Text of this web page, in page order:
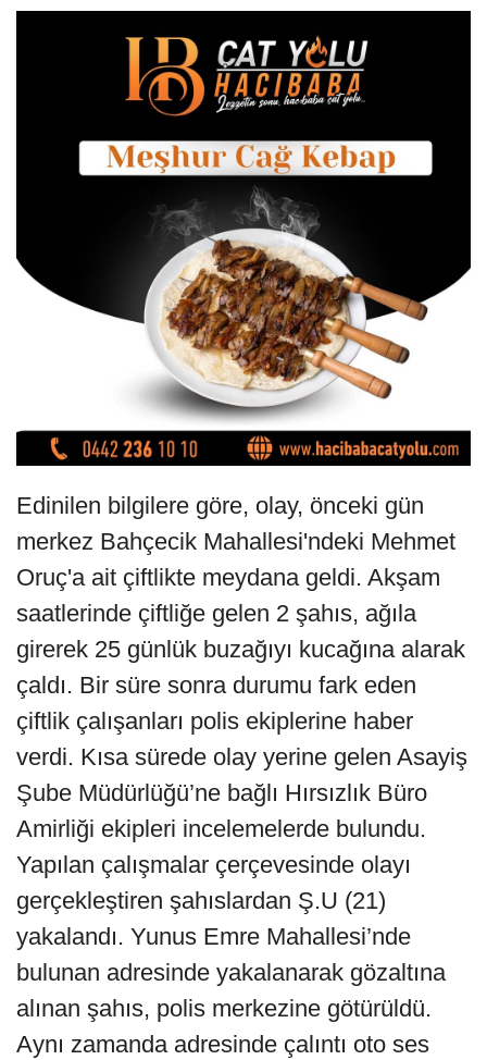
Edinilen bilgilere göre, olay, önceki gün
merkez Bahçecik Mahallesi'ndeki Mehmet
Oruç'a ait çiftlikte meydana geldi. Akşam
saatlerinde çiftliğe gelen 2 şahıs, ağıla
girerek 25 günlük buzağıyı kucağına alarak
çaldı. Bir süre sonra durumu fark eden
çiftlik çalışanları polis ekiplerine haber
verdi. Kısa sürede olay yerine gelen Asayiş
Şube Müdürlüğü’ne bağlı Hırsızlık Büro
Amirliği ekipleri incelemelerde bulundu.
Yapılan çalışmalar çerçevesinde olayı
gerçekleştiren şahıslardan Ş.U (21)
yakalandı. Yunus Emre Mahallesi’nde
bulunan adresinde yakalanarak gözaltına
alınan şahıs, polis merkezine götürüldü.
Aynı zamanda adresinde çalıntı oto ses